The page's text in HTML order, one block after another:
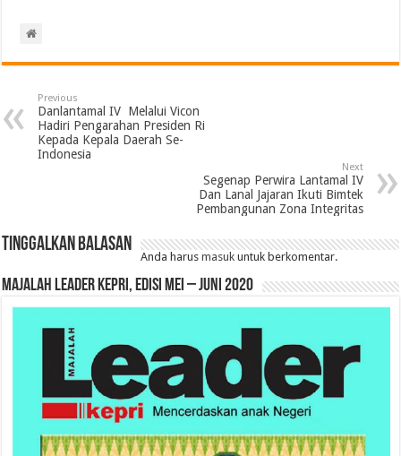
Previous
Danlantamal IV Melalui Vicon
Hadiri Pengarahan Presiden Ri
Kepada Kepala Daerah Se-
Indonesia
Next
Segenap Perwira Lantamal IV
Dan Lanal Jajaran Ikuti Bimtek
Pembangunan Zona Integritas
Tinggalkan Balasan
Anda harusmasuk untuk berkomentar.
MAJALAH LEADER KEPRI, EDISI MEI – JUNI 2020